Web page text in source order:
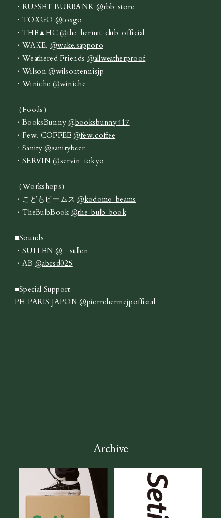
・RUSSET BURBANK @rbb_store
・TOXGO @toxgo
・THE▲HC@the_hermit_club_official
・WAKE. @wake.sapporo
・Weathered Friends @allweatherproof
・Wilson@wilsontennisjp
・Winiche @winiche
（Foods）
・BooksBunny@booksbunny417
・Few. COFFEE @few.coffee
・Sanity@sanitybeer
・SERVIN@servin_tokyo
（Workshops）
・こどもビームス @kodomo_beams
・TheBulbBook @the_bulb_book
■Sounds
・SULLEN@__sullen
・AB@abcsd025
■Special Support
PH PARIS JAPON@pierrehermejpofficial
Archive